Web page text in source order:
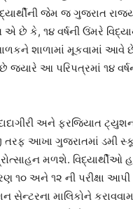
જેમ જ ગુજરાત રાજ્ય
કે, ૧૪ વર્ષની ઉંમરે
શાળામાં મૂકવામાં
જ્યારે આ પરિપત્રમાં ૧૪
અને ફરજિયાત
આખા ગુજરાતમાં ડમી
મળશે. વિદ્યાર્થીઓ
૧૦ અને ૧૨ ની પરીક્ષા
સેન્ટરના માલિકોને